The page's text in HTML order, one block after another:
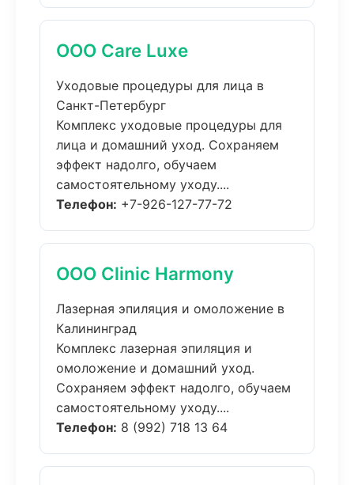
ООО Care Luxe
Уходовые процедуры для лица в
Санкт-Петербург
Комплекс уходовые процедуры для
лица и домашний уход. Сохраняем
эффект надолго, обучаем
самостоятельному уходу....
Телефон: +7-926-127-77-72
ООО Clinic Harmony
Лазерная эпиляция и омоложение в
Калининград
Комплекс лазерная эпиляция и
омоложение и домашний уход.
Сохраняем эффект надолго, обучаем
самостоятельному уходу....
Телефон: 8 (992) 718 13 64